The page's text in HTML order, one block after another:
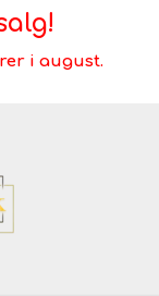
i august.